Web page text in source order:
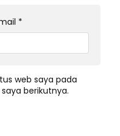
*
web saya pada
berikutnya.